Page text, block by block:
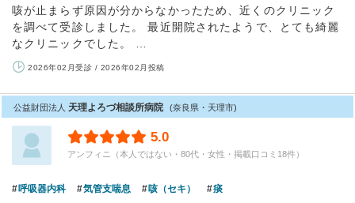
咳が止まらず原因が分からなかったため、近くのクリニック
を調べて受診しました。 最近開院されたようで、とても綺麗
なクリニックでした。 …
2026年02月受診 / 2026年02月投稿
公益財団法人 天理よろづ相談所病院 (奈良県・天理市)
5.0
アンフィニ（本人ではない・80代・女性・掲載口コミ18件）
呼吸器内科 気管支喘息 咳（セキ） 痰